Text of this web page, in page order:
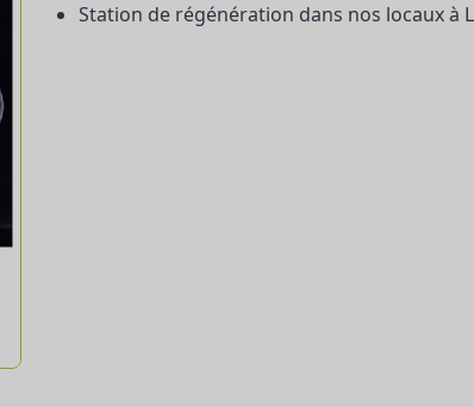
Station de régénération dans nos locaux à